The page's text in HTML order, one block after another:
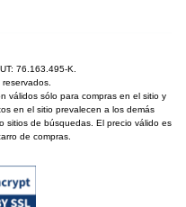
76.163.495-K.
válidos sólo para compras en el sitio y
en el sitio prevalecen a los demás
sitios de búsquedas. El precio válido es
de compras.